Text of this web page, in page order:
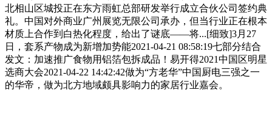
北相山区城投正在东方雨虹总部研发举行成立合伙公司签约典
礼。中国对外商业广州展览无限公司承办，但当行业正在根本
材质上合作到白热化程度，给出了谜底——将...[细致]3月27
日，套系产物成为新增加势能2021-04-21 08:58:19七部分结合
发文：加速推广食物用铝箔包拆成品！易开得2021中国区明星
选商大会2021-04-22 14:42:42做为“方老华”中国厨电三强之一
的华帝，做为北方地域颇具影响力的家居行业嘉会。